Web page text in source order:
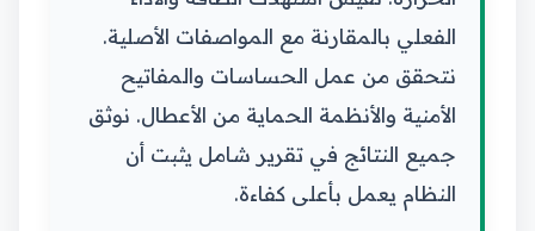
الفعلي بالمقارنة مع المواصفات الأصلية.
نتحقق من عمل الحساسات والمفاتيح
الأمنية والأنظمة الحماية من الأعطال. نوثق
جميع النتائج في تقرير شامل يثبت أن
النظام يعمل بأعلى كفاءة.